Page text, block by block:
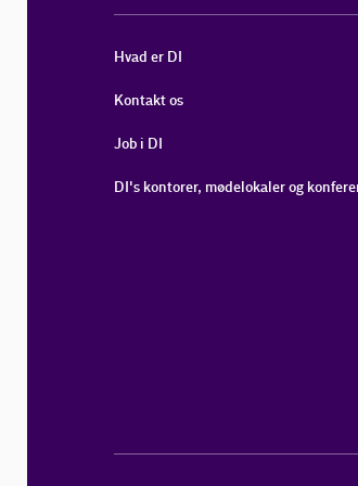
Hvad er DI
Kontakt os
Job i DI
DI's kontorer, mødelokaler og